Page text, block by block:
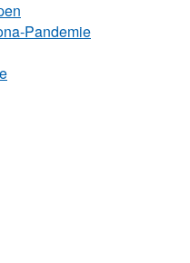
Pandemie